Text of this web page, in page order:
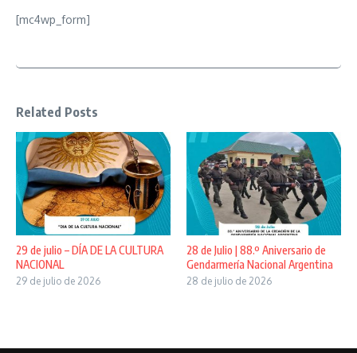
[mc4wp_form]
Related Posts
29 de julio – DÍA DE LA CULTURA
NACIONAL
29 de julio de 2026
28 de Julio | 88.º Aniversario de
Gendarmería Nacional Argentina
28 de julio de 2026